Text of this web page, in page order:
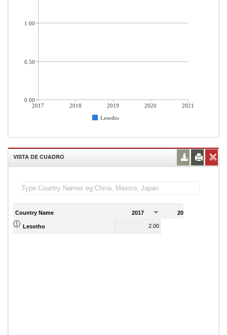
2017 2018 2019 2020
2021
Lesotho
1.00
0.50
0.00
VISTA DE CUADRO
Country Name 2017 2018
Lesotho 2.00